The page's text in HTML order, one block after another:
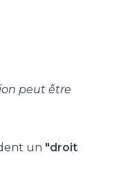
peut être
un "droit